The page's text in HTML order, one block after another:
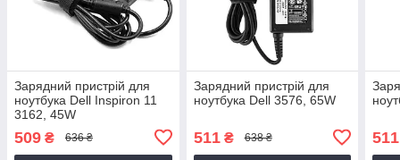
Зарядний пристрій для
ноутбука Dell Inspiron 11
3162, 45W
509 ₴ 636 ₴
Зарядний пристрій для
ноутбука Dell 3576, 65W
511₴ 638 ₴ 511